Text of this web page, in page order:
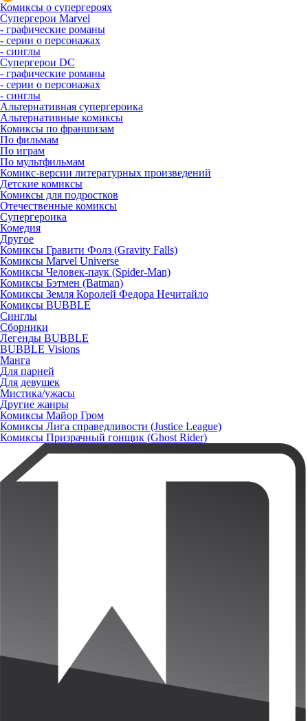
Комиксы о супергероях
Супергерои Marvel
- графические романы
- серии о персонажах
- синглы
Супергерои DC
- графические романы
- серии о персонажах
- синглы
Альтернативная супергероика
Альтернативные комиксы
Комиксы по франшизам
По фильмам
По играм
По мультфильмам
Комикс-версии литературных произведений
Детские комиксы
Комиксы для подростков
Отечественные комиксы
Супергероика
Комедия
Другое
Комиксы Гравити Фолз (Gravity Falls)
Комиксы Marvel Universe
Комиксы Человек-паук (Spider-Man)
Комиксы Бэтмен (Batman)
Комиксы Земля Королей Федора Нечитайло
Комиксы BUBBLE
Синглы
Сборники
Легенды BUBBLE
BUBBLE Visions
Манга
Для парней
Для девушек
Мистика/ужасы
Другие жанры
Комиксы Майор Гром
Комиксы Лига справедливости (Justice League)
Комиксы Призрачный гонщик (Ghost Rider)